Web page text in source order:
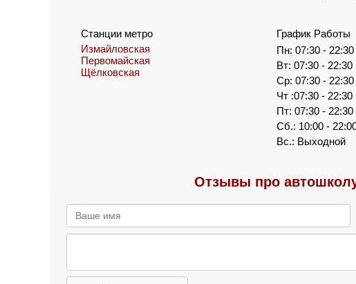
Станции метро
Измайловская
Первомайская
Щёлковская
График Работы
Пн: 07:30 - 22:30
Вт: 07:30 - 22:30
Ср: 07:30 - 22:30
Чт :07:30 - 22:30
Пт: 07:30 - 22:30
Сб.: 10:00 -
Вс.: Выходной
Отзывы про